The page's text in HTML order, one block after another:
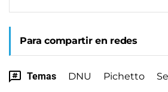
Para compartir en redes
Temas DNU Pichetto